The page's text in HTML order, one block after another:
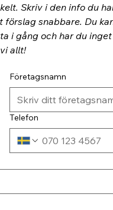
Skriv i den info du
snabbare. Du
i gång och har du
allt!
Företagsnamn
Telefon